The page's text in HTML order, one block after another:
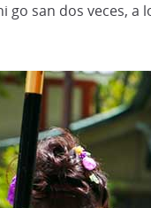
go san dos veces,